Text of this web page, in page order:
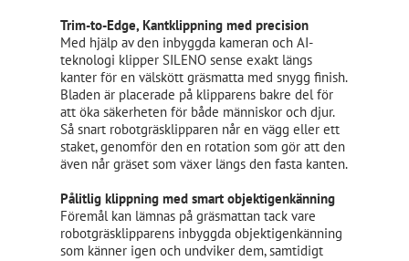
Trim-to-Edge, Kantklippning med precision
Med hjälp av den inbyggda kameran och AI-
teknologi klipper SILENO sense exakt längs
kanter för en välskött gräsmatta med snygg finish.
Bladen är placerade på klipparens bakre del för
att öka säkerheten för både människor och djur.
Så snart robotgräsklipparen når en vägg eller ett
staket, genomför den en rotation som gör att den
även når gräset som växer längs den fasta kanten.
Pålitlig klippning med smart objektigenkänning
Föremål kan lämnas på gräsmattan tack vare
robotgräsklipparens inbyggda objektigenkänning
som känner igen och undviker dem, samtidigt